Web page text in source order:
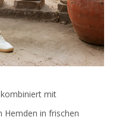
kombiniert mit
Hemden in frischen